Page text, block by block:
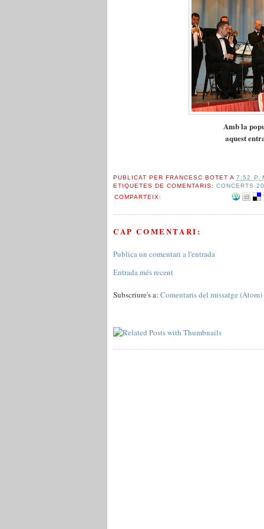
Amb la
aquest
PUBLICAT PERFRANCESC BOTET A7:52 P.
ETIQUETES DE COMENTARIS:CONCERTS
COMPARTEIX:
CAP COMENTARI:
Publica un comentari a l'entrada
Entrada més recent
Subscriure's a: Comentaris del missatge (Atom)